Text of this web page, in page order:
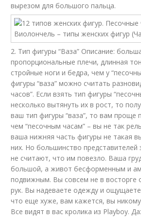
вырезом для большого пальца.
2. Тип фигуры “Ваза” Описание:
пропорциональные плечи, длинная
стройные ноги и бедра, чем у
фигуры “ваза” можно считать
часов”. Если взять тип фигуры
несколько вытянуть их в рост, то
ваш тип фигуры “ваза”, то вам проще
чем “песочным часам” – вы не так
ваша нижняя часть фигуры не такая
них. Но большинство представителей
не считают, что им повезло. Ваша
большой, а живот бесформенным и
подвижным. Вы совсем не в восторге
рук. Вы надеваете одежду и
что еще хуже, вам кажется, вы
Все видят в вас кролика из Playboy.